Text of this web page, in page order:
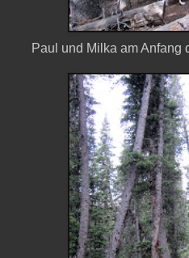
Paul und Milka am Anfang